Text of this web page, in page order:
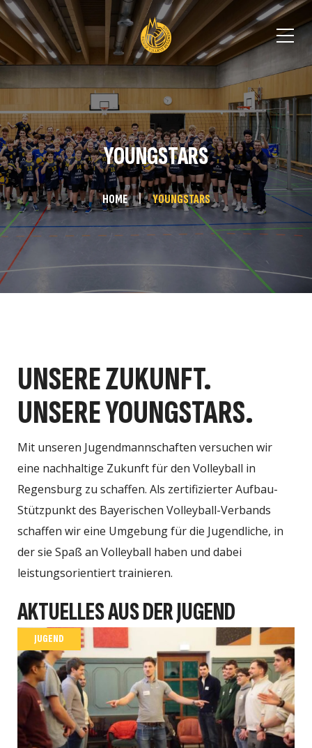
YOUNGSTARS
HOME YOUNGSTARS
UNSERE ZUKUNFT.
UNSERE YOUNGSTARS.
Mit unseren Jugendmannschaften versuchen wir
eine nachhaltige Zukunft für den Volleyball in
Regensburg zu schaffen. Als zertifizierter Aufbau-
Stützpunkt des Bayerischen Volleyball-Verbands
schaffen wir eine Umgebung für die Jugendliche, in
der sie Spaß an Volleyball haben und dabei
leistungsorientiert trainieren.
AKTUELLES AUS DER JUGEND
JUGEND